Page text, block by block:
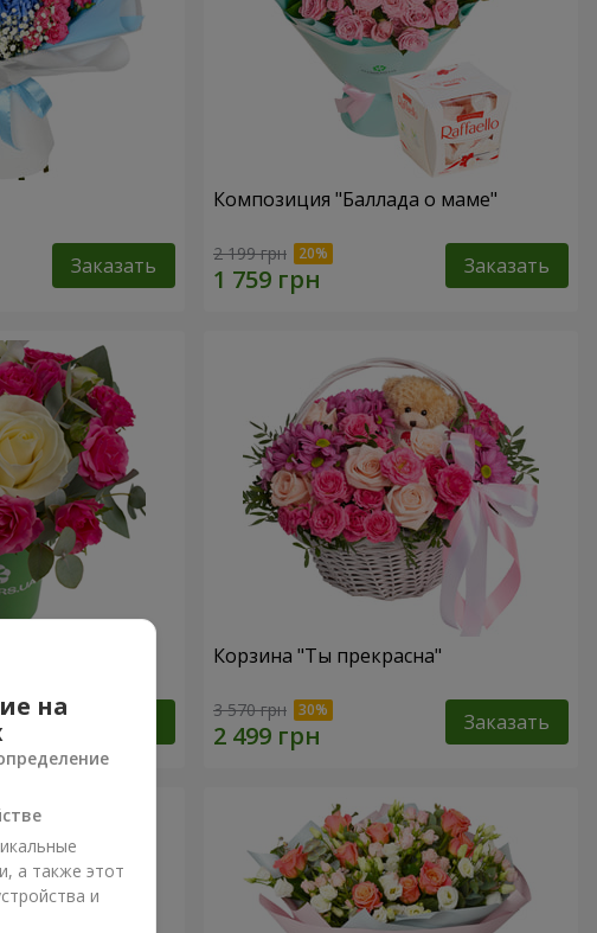
Заказать
Композиция "Баллада о маме"
2 199 грн Заказать
чувств" Корзина "Ты прекрасна"
3 570 грн Заказать
на
а также этот
и